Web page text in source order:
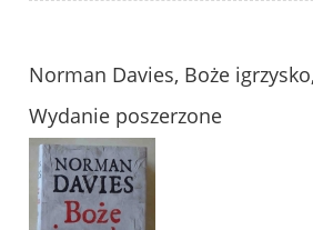
Norman Davies, Boże
Wydanie poszerzone